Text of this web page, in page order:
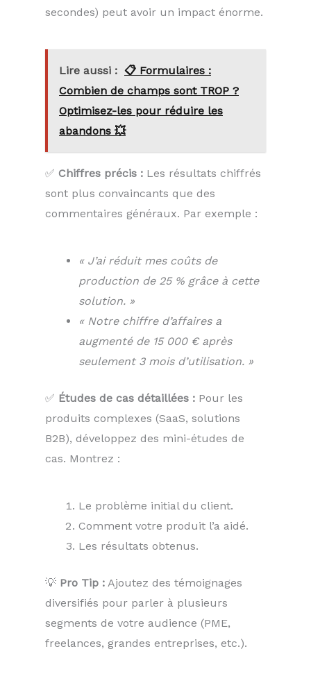
secondes) peut avoir un impact énorme.
Lire aussi : 📋 Formulaires :
Combien de champs sont TROP ?
Optimisez-les pour réduire les
abandons 💥
✅ Chiffres précis : Les résultats chiffrés
sont plus convaincants que des
commentaires généraux. Par exemple :
« J’ai réduit mes coûts de
production de 25 % grâce à cette
solution. »
« Notre chiffre d’affaires a
augmenté de 15 000 € après
seulement 3 mois d’utilisation. »
✅ Études de cas détaillées : Pour les
produits complexes (SaaS, solutions
B2B), développez des mini-études de
cas. Montrez :
Le problème initial du client.
Comment votre produit l’a aidé.
Les résultats obtenus.
💡 Pro Tip : Ajoutez des témoignages
diversifiés pour parler à plusieurs
segments de votre audience (PME,
freelances, grandes entreprises, etc.).